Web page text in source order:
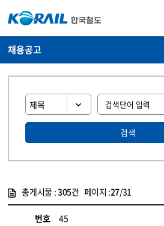
채용공고
검색
총게시물 :305건 페이지 :27/31
번호
45